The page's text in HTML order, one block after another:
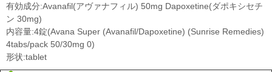
有効成分:Avanafil(アヴァナフィル) 50mg Dapoxetine(ダポキシセチ
ン 30mg)
内容量:4錠(Avana Super (Avanafil/Dapoxetine) (Sunrise Remedies)
4tabs/pack 50/30mg 0)
形状:tablet